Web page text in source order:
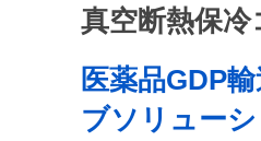
真空断熱保
医薬品GDP
ブソリュー